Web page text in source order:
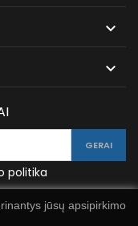


jūsų apsipirkimo
politika